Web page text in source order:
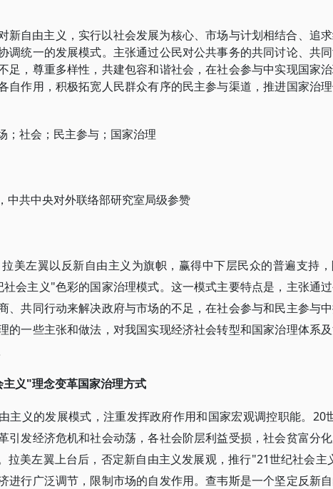
新自由主义，实行以社会发展为核心、市场与计划相结合、追求
调统一的发展模式。主张通过公民对公共事务的共同讨论、共
足，尊重多样性，共建包容和谐社会，在社会参与中实现国家
自作用，积极拓宽人民群众有序的民主参与渠道，推进国家治
；社会；民主参与；国家治理
中共中央对外联络部研究室局级参赞
美左翼以反新自由主义为旗帜，赢得中下层民众的普遍支持
会主义"色彩的国家治理模式。这一模式主要特点是，主张通
、共同行动来解决政府与市场的不足，在社会参与和民主参与
的一些主张和做法，对我国实现经济社会转型和国家治理体系
义"理念变革国家治理方式
主义的发展模式，注重发挥政府作用和国家宏观调控职能。20
引发经济危机和社会动荡，各社会阶层利益受损，社会贫富分
拉美左翼上台后，否定新自由主义发展观，推行"21世纪社会主
进行广泛调节，限制市场的自发作用。查韦斯是一个坚定反新